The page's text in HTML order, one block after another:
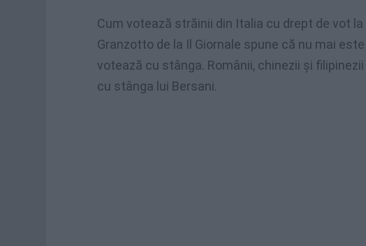
Cum votează străinii din Italia cu drept de vot la
Granzotto de la Il Giornale spune că nu mai este
votează cu stânga. Românii, chinezii şi filipinezii
cu stânga lui Bersani.